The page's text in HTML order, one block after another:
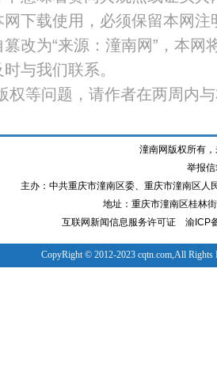
下载使用，必须保留本网注
改为“来源：潼南网”，本网
与我们联系。
等问题，请作者在两周内
潼南网版权所有
举报
主办：中共重庆市潼南区委、重庆市潼南区
地址：重庆市潼南区桂林
互联网新闻信息服务许可证
渝ICP
CopyRight © 2012-2023 cqtn.com,All Rights